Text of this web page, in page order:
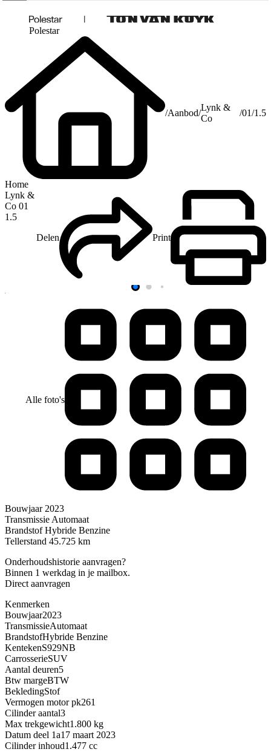
Polestar
Home
/Aanbod/
Lynk &
Co
/01/1.5
Lynk &
Co 01
1.5
Delen
Print
Alle foto's
Bouwjaar 2023
Transmissie Automaat
Brandstof Hybride Benzine
Tellerstand 45.725 km
Onderhoudshistorie aanvragen?
Binnen 1 werkdag in je mailbox.
Direct aanvragen
Kenmerken
Bouwjaar2023
TransmissieAutomaat
BrandstofHybride Benzine
KentekenS929NB
CarrosserieSUV
Aantal deuren5
Btw margeBTW
BekledingStof
Vermogen motor pk261
Cilinder aantal3
Max trekgewicht1.800 kg
Datum deel 1a17 maart 2023
Cilinder inhoud1.477 cc